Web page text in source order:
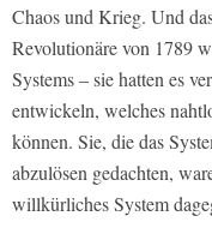
Chaos und Krieg. Und
Revolutionäre von 1789
Systems – sie hatten es
entwickeln, welches
können. Sie, die das
abzulösen gedachten,
willkürliches System